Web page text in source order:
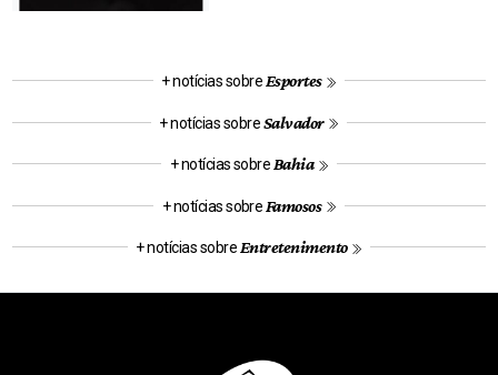
+ notícias sobre Esportes
+ notícias sobreSalvador
+ notícias sobre Bahia
+ notícias sobre Famosos
+ notícias sobre Entretenimento